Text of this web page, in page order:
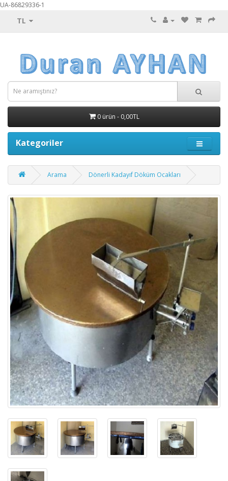
UA-86829336-1
TL
0 ürün - 0,00TL
Kategoriler
Arama Dönerli Kadayıf Döküm Ocakları